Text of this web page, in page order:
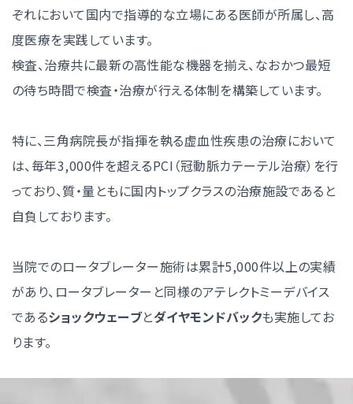
ぞれにおいて国内で指導的な立場にある医師が所属し、高
度医療を実践しています。
検査、治療共に最新の高性能な機器を揃え、なおかつ最短
の待ち時間で検査・治療が行える体制を構築しています。
特に、三角病院長が指揮を執る虚血性疾患の治療において
は、毎年3,000件を超えるPCI（冠動脈カテーテル治療）を行
っており、質・量ともに国内トップクラスの治療施設であると
自負しております。
当院でのロータブレーター施術は累計5,000件以上の実績
があり、ロータブレーターと同様のアテレクトミーデバイス
であるショックウェーブとダイヤモンドバックも実施してお
ります。